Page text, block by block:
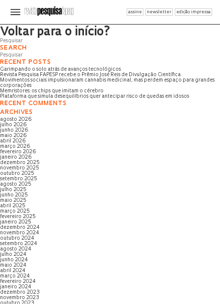
assine newsletter edição impressa
Página não encontrada
Voltar para o início?
SEARCH
RECENT POSTS
Garimpando o solo atrás de avanços tecnológicos
Revista Pesquisa FAPESP recebe o Prêmio José Reis de Divulgação Científica
Movimentos sociais impulsionaram cannabis medicinal, mas perdem espaço para grandes
corporações
Memristores: os chips que imitam o cérebro
Plataforma que simula desequilíbrios quer antecipar risco de quedas em idosos
RECENT COMMENTS
ARCHIVES
agosto 2026
julho 2026
junho 2026
maio 2026
abril 2026
março 2026
fevereiro 2026
janeiro 2026
dezembro 2025
novembro 2025
outubro 2025
setembro 2025
agosto 2025
julho 2025
junho 2025
maio 2025
abril 2025
março 2025
fevereiro 2025
janeiro 2025
dezembro 2024
novembro 2024
outubro 2024
setembro 2024
agosto 2024
julho 2024
junho 2024
maio 2024
abril 2024
março 2024
fevereiro 2024
janeiro 2024
dezembro 2023
novembro 2023